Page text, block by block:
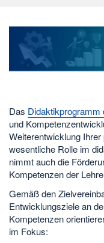
Das Didaktikprogramm
und
Weiterentwicklung
wesentliche Rolle im
nimmt auch die
Kompetenzen der
Gemäß den
Entwicklungsziele an
Kompetenzen
im Fokus: